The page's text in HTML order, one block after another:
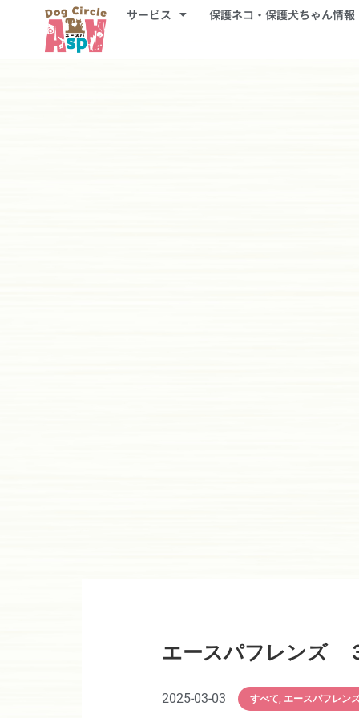
サービス 保護ネコ・保護犬ちゃん情報
エースパフレンズ
2025-03-03 すべて エースパフレン